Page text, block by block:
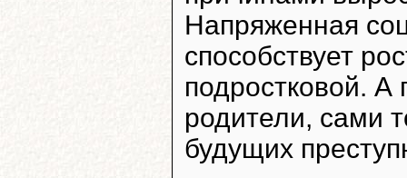
Напряженная
способствует
подростковой. А
родители, сами
будущих